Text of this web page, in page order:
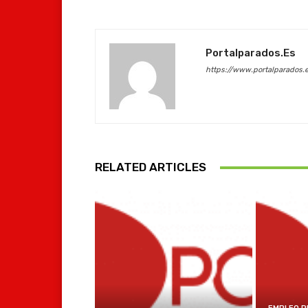
Portalparados.es
https://
RELATED ARTICLES